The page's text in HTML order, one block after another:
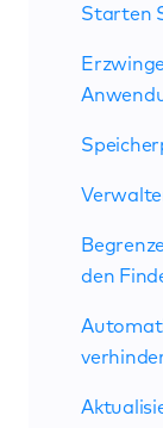
Starten
den